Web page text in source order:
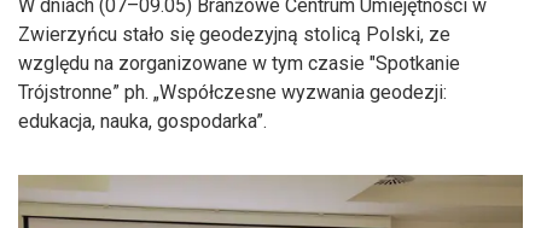
W dniach (07–09.05) Branżowe Centrum Umiejętności w
Zwierzyńcu stało się geodezyjną stolicą Polski, ze
względu na zorganizowane w tym czasie "Spotkanie
Trójstronne” ph. „Współczesne wyzwania geodezji:
edukacja, nauka, gospodarka”.